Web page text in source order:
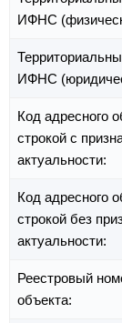
ИФНС
ИФНС
Код адресного
строкой с
актуальности:
Код адресного
строкой без
актуальности:
Реестровый
объекта: